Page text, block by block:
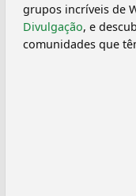
grupos incríveis de
Divulgação, e
comunidades que